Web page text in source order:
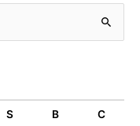
S B C